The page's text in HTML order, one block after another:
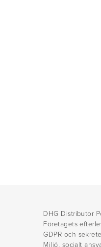
DHG Distributor
Företagets
GDPR och
Miljö, socialt